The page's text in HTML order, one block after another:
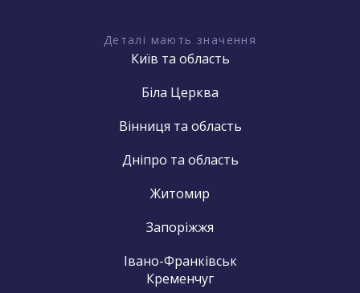
Деталі мають значення
Київ та область
Біла Церква
Вінниця та область
Дніпро та область
Житомир
Запоріжжя
Івано-Франківськ
Кременчуг